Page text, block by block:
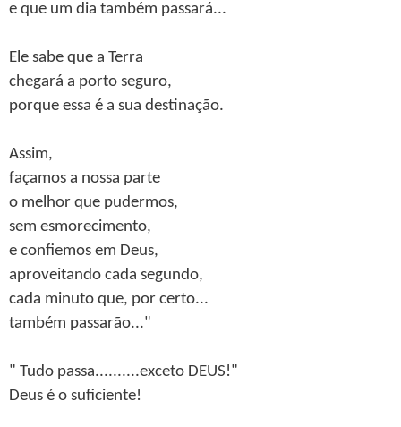
e que um dia também passará...
Ele sabe que a Terra
chegará a porto seguro,
porque essa é a sua destinação.
Assim,
façamos a nossa parte
o melhor que pudermos,
sem esmorecimento,
e confiemos em Deus,
aproveitando cada segundo,
cada minuto que, por certo...
também passarão..."
" Tudo passa..........exceto DEUS!"
Deus é o suficiente!